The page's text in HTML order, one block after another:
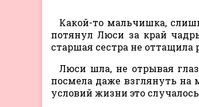
Какой-то мальчишка,
потянул Люси за край
старшая сестра не оттащила
Люси шла, не отрывая
посмела даже взглянуть на
условий жизни это